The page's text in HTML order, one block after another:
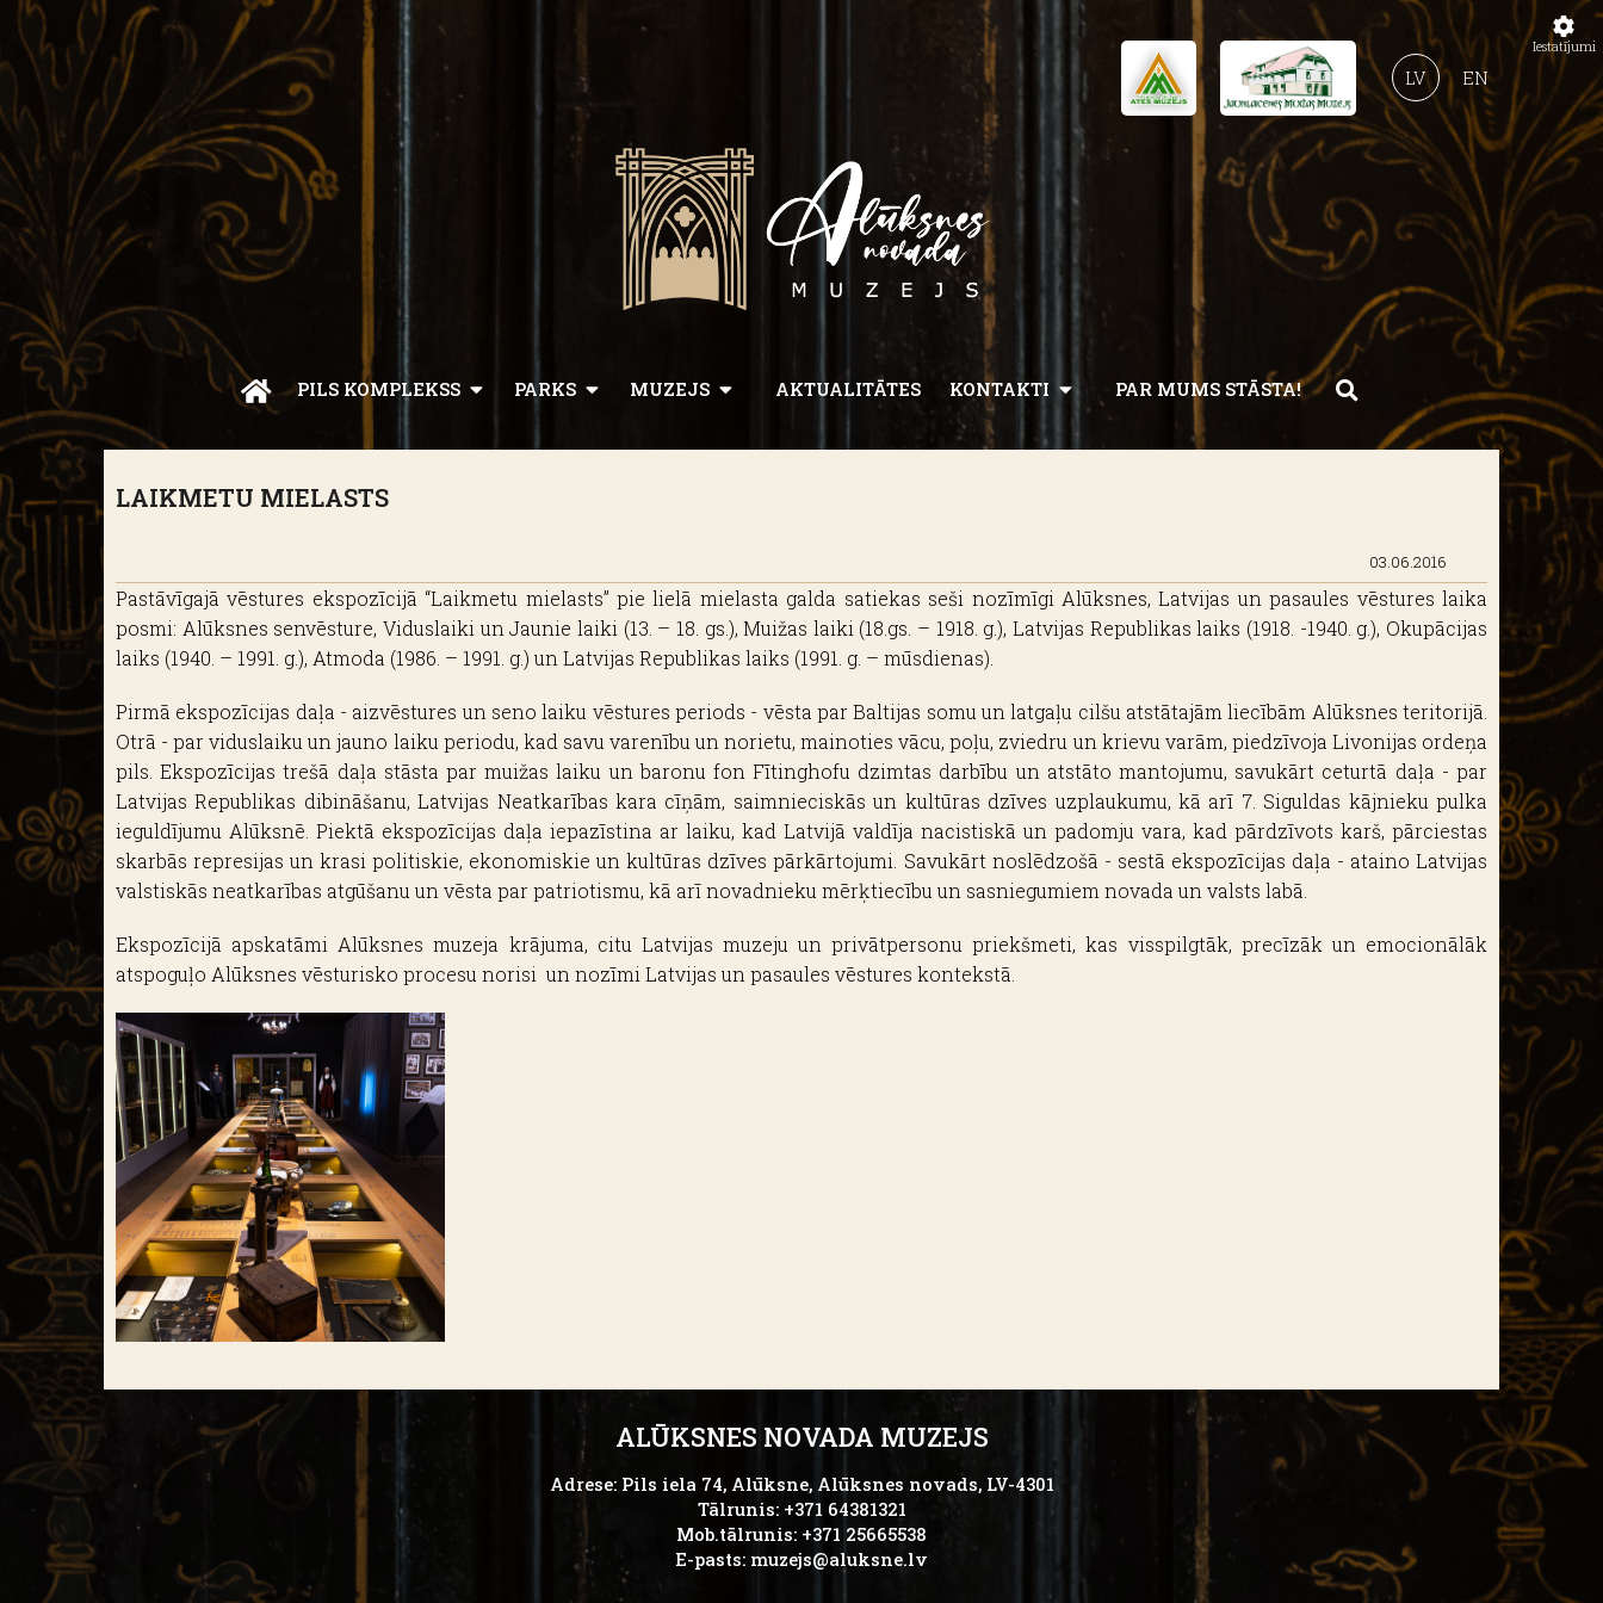
EN
LV
PILS KOMPLEKSS PARKS MUZEJS AKTUALITĀTES KONTAKTI PAR MUMS STĀSTA!
LAIKMETU MIELASTS
03.06.2016
Pastāvīgajā vēstures ekspozīcijā “Laikmetu mielasts” pie lielā mielasta galda satiekas seši nozīmīgi Alūksnes, Latvijas un pasaules vēstures laika
posmi: Alūksnes senvēsture, Viduslaiki un Jaunie laiki (13. – 18. gs.), Muižas laiki (18.gs. – 1918. g.), Latvijas Republikas laiks (1918. -1940. g.), Okupācijas
laiks (1940. – 1991. g.), Atmoda (1986. – 1991. g.) un Latvijas Republikas laiks (1991. g. – mūsdienas).
Pirmā ekspozīcijas daļa - aizvēstures un seno laiku vēstures periods - vēsta par Baltijas somu un latgaļu cilšu atstātajām liecībām Alūksnes teritorijā.
Otrā - par viduslaiku un jauno laiku periodu, kad savu varenību un norietu, mainoties vācu, poļu, zviedru un krievu varām, piedzīvoja Livonijas ordeņa
pils. Ekspozīcijas trešā daļa stāsta par muižas laiku un baronu fon Fītinghofu dzimtas darbību un atstāto mantojumu, savukārt ceturtā daļa - par
Latvijas Republikas dibināšanu, Latvijas Neatkarības kara cīņām, saimnieciskās un kultūras dzīves uzplaukumu, kā arī 7. Siguldas kājnieku pulka
ieguldījumu Alūksnē. Piektā ekspozīcijas daļa iepazīstina ar laiku, kad Latvijā valdīja nacistiskā un padomju vara, kad pārdzīvots karš, pārciestas
skarbās represijas un krasi politiskie, ekonomiskie un kultūras dzīves pārkārtojumi. Savukārt noslēdzošā - sestā ekspozīcijas daļa - ataino Latvijas
valstiskās neatkarības atgūšanu un vēsta par patriotismu, kā arī novadnieku mērķtiecību un sasniegumiem novada un valsts labā.
Ekspozīcijā apskatāmi Alūksnes muzeja krājuma, citu Latvijas muzeju un privātpersonu priekšmeti, kas visspilgtāk, precīzāk un emocionālāk
atspoguļo Alūksnes vēsturisko procesu norisi un nozīmi Latvijas un pasaules vēstures kontekstā.
ALŪKSNES NOVADA MUZEJS
Adrese: Pils iela 74, Alūksne, Alūksnes novads, LV-4301
Tālrunis: +371 64381321
Mob.tālrunis: +371 25665538
E-pasts: muzejs@aluksne.lv
Iestatījumi